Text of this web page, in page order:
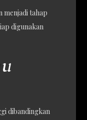
menjadi tahap
digunakan
dibandingkan